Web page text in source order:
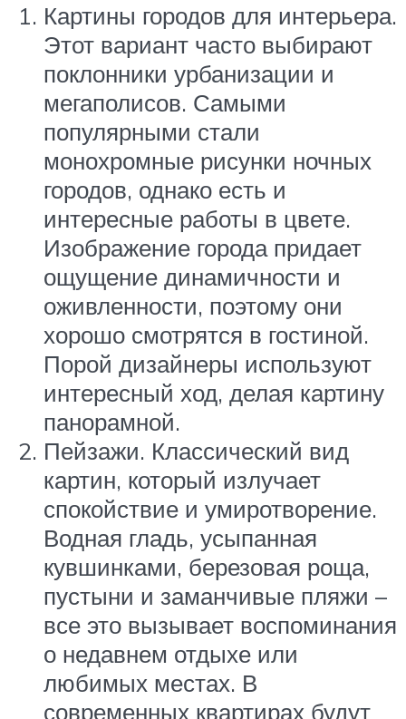
Картины городов для интерьера.
Этот вариант часто выбирают
поклонники урбанизации и
мегаполисов. Самыми
популярными стали
монохромные рисунки ночных
городов, однако есть и
интересные работы в цвете.
Изображение города придает
ощущение динамичности и
оживленности, поэтому они
хорошо смотрятся в гостиной.
Порой дизайнеры используют
интересный ход, делая картину
панорамной.
Пейзажи. Классический вид
картин, который излучает
спокойствие и умиротворение.
Водная гладь, усыпанная
кувшинками, березовая роща,
пустыни и заманчивые пляжи –
все это вызывает воспоминания
о недавнем отдыхе или
любимых местах. В
современных квартирах будут